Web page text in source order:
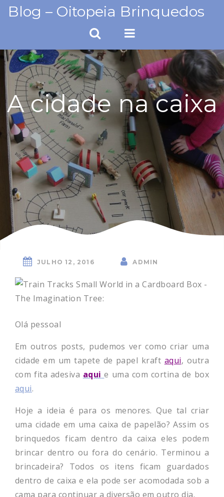
SkipBlog – Oitopeia Brinquedos
A cidade na caixa
JULHO 12, 2016 ADMIN
Olá pessoal
Em outros posts, pudemos ver como criar uma
cidade em um tapete de papel kraft aqui, outra
com fita adesiva aqui e uma com cortina de box
aqui.
Hoje a ideia é para os menores. Que tal criar
uma cidade em uma caixa de papelão? Assim os
brinquedos ficam dentro da caixa eles podem
brincar dentro ou fora do cenário. Terminou a
brincadeira? Todos os itens ficam guardados
dentro de caixa e ela pode ser acomodada sob a
cama para continuar a diversão em outro dia.